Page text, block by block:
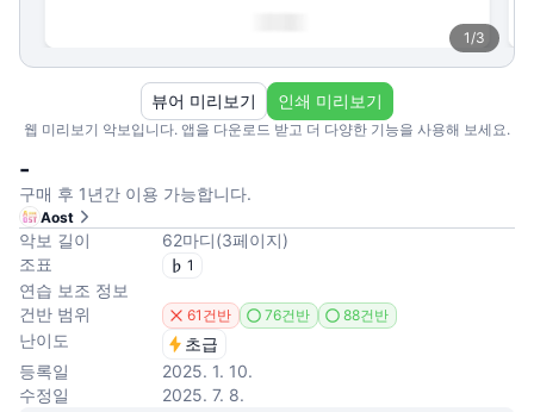
1/3
웹 미리보기 악보입니다. 앱을 다운로드 받고 더 다양한 기능을 사용해 보세요.
뷰어 미리보기 인쇄 미리보기
-
구매 후 1년간 이용 가능합니다.
Aost
악보 길이 62마디(3페이지)
조표
1
연습 보조 정보
건반 범위
61건반 76건반 88건반
난이도
초급
등록일
2025. 1. 10.
수정일
2025. 7. 8.